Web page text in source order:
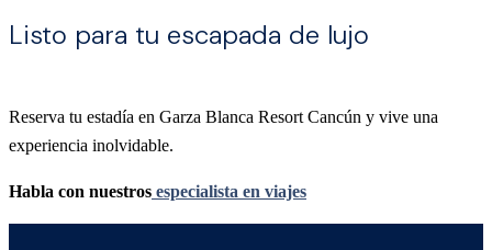
Listo para tu escapada de lujo
Reserva tu estadía en Garza Blanca Resort Cancún y vive una
experiencia inolvidable.
Habla con nuestros especialista en viajes